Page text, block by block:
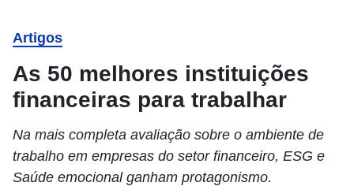
Artigos
As 50 melhores instituições
financeiras para trabalhar
Na mais completa avaliação sobre o ambiente de
trabalho em empresas do setor financeiro, ESG e
Saúde emocional ganham protagonismo.